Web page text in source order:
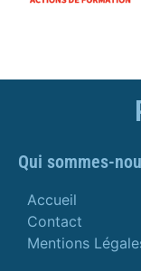
Qui sommes-
Accueil
Contact
Mentions